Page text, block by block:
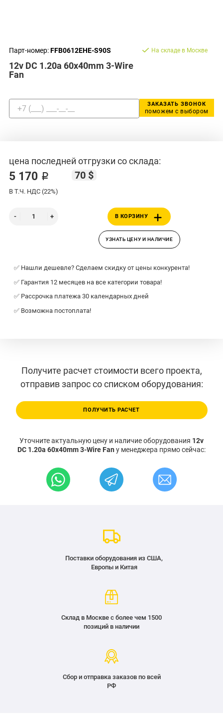
Парт-номер:FFB0612EHE-S90S
12v DC 1.20a 60x40mm 3-Wire
Fan
На складе в Москве
ЗАКАЗАТЬ ЗВОНОК
поможем с выбором
цена последней отгрузки со склада:
5 170 ₽ 70 $
В Т.Ч. НДС (22%)
В КОРЗИНУ
УЗНАТЬ ЦЕНУ И НАЛИЧИЕ
✅ Нашли дешевле? Сделаем скидку от цены конкурента!
✅ Гарантия 12 месяцев на все категории товара!
✅ Рассрочка платежа 30 календарных дней
✅ Возможна постоплата!
Получите расчет стоимости всего проекта,
отправив запрос со списком оборудования:
ПОЛУЧИТЬ РАСЧЕТ
Уточните актуальную цену и наличие оборудования 12v
DC 1.20a 60x40mm 3-Wire Fan у менеджера прямо сейчас:
Поставки оборудования из США,
Европы и Китая
Склад в Москве с более чем 1500
позиций в наличии
Сбор и отправка заказов по всей
РФ